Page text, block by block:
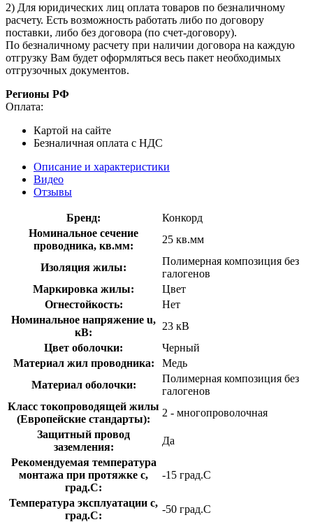
2) Для юридических лиц оплата товаров по безналичному
расчету. Есть возможность работать либо по договору
поставки, либо без договора (по счет-договору).
По безналичному расчету при наличии договора на каждую
отгрузку Вам будет оформляться весь пакет необходимых
отгрузочных документов.
Регионы РФ
Оплата:
Картой на сайте
Безналичная оплата с НДС
Описание и характеристики
Видео
Отзывы
Бренд:
Конкорд
Номинальное сечение
проводника, кв.мм:
25 кв.мм
Изоляция жилы:
Полимерная композиция без
галогенов
Маркировка жилы:
Цвет
Огнестойкость:
Нет
Номинальное напряжение u,
кВ:
23 кВ
Цвет оболочки:
Черный
Материал жил проводника:
Медь
Материал оболочки:
Полимерная композиция без
галогенов
Класс токопроводящей жилы
(Европейские стандарты):
2 - многопроволочная
Защитный провод
заземления:
Да
Рекомендуемая температура
монтажа при протяжке с,
град.C:
-15 град.C
Температура эксплуатации с,
град.C:
-50 град.C